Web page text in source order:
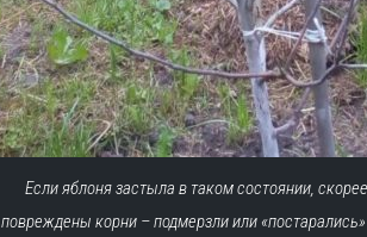
Если яблоня застыла в таком состоянии,
повреждены корни – подмерзли или